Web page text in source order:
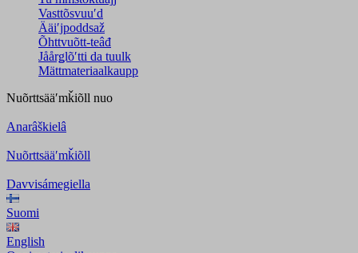
Vasttõsvuuʹd
Ääiʹjpoddsaž
Õhttvuõtt-teâđ
Jåårǥlõʹtti da tuulk
Mättmateriaalkaupp
Nuõrttsääʹmǩiõll nuo
Anarâškielâ
Nuõrttsääʹmǩiõll
Davvisámegiella
Suomi
English